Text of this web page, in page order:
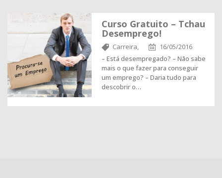
Curso Gratuito – Tchau
Desemprego!
Carreira,
16/05/2016
– Está desempregado? – Não sabe
mais o que fazer para conseguir
um emprego? – Daria tudo para
descobrir o…